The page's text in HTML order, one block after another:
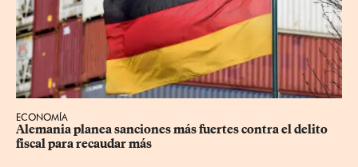
ECONOMÍA
Alemania planea sanciones más fuertes contra el delito
fiscal para recaudar más